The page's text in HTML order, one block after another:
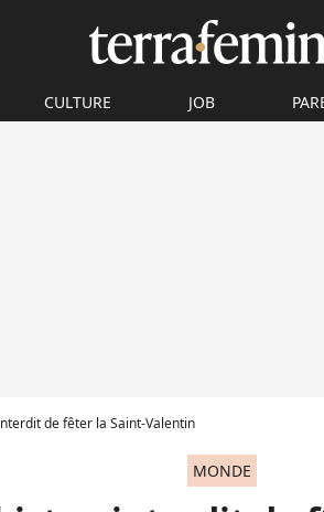
CULTURE JOB
de fêter la Saint-Valentin
MONDE